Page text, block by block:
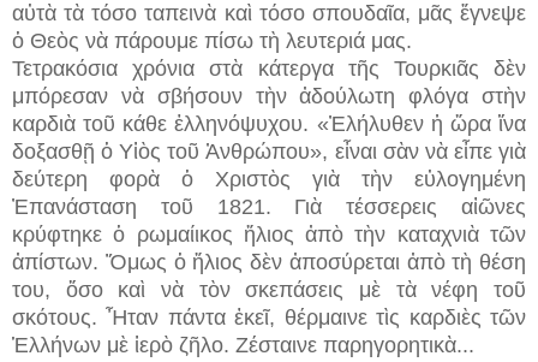
αὐτὰ τὰ τόσο ταπεινὰ καὶ τόσο σπουδαῖα, μᾶς ἔγνεψε
ὁ Θεὸς νὰ πάρουμε πίσω τὴ λευτεριά μας.
Τετρακόσια χρόνια στὰ κάτεργα τῆς Τουρκιᾶς δὲν
μπόρεσαν νὰ σβήσουν τὴν ἀδούλωτη φλόγα στὴν
καρδιὰ τοῦ κάθε ἑλληνόψυχου. «Ἐλήλυθεν ἡ ὥρα ἵνα
δοξασθῇ ὁ Υἱὸς τοῦ Ἀνθρώπου», εἶναι σὰν νὰ εἶπε γιὰ
δεύτερη φορὰ ὁ Χριστὸς γιὰ τὴν εὐλογημένη
Ἐπανάσταση τοῦ 1821. Γιὰ τέσσερεις αἰῶνες
κρύφτηκε ὁ ρωμαίικος ἥλιος ἀπὸ τὴν καταχνιὰ τῶν
ἀπίστων. Ὅμως ὁ ἥλιος δὲν ἀποσύρεται ἀπὸ τὴ θέση
του, ὅσο καὶ νὰ τὸν σκεπάσεις μὲ τὰ νέφη τοῦ
σκότους. Ἦταν πάντα ἐκεῖ, θέρμαινε τὶς καρδιὲς τῶν
Ἑλλήνων μὲ ἱερὸ ζῆλο. Ζέσταινε παρηγορητικὰ...